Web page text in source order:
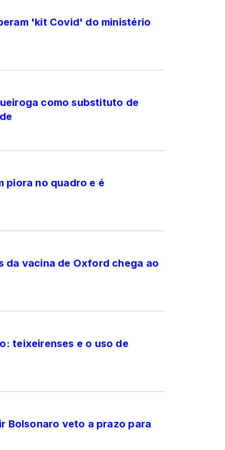
'kit Covid' do ministério
como substituto de
piora no quadro e é
da vacina de Oxford chega ao
teixeirenses e o uso de
Bolsonaro veto a prazo para